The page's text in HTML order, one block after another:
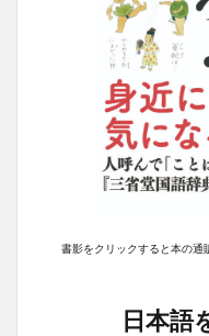
書影をクリックすると本の通
日本語